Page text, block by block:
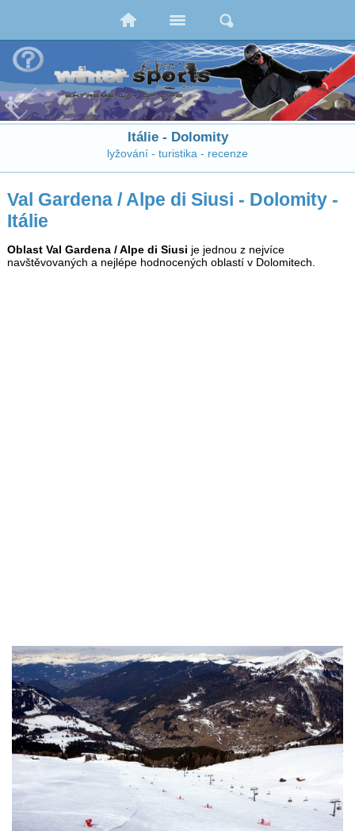
Itálie - Dolomity
lyžování - turistika - recenze
Val Gardena / Alpe di Siusi - Dolomity -
Itálie
Oblast Val Gardena / Alpe di Siusi je jednou z nejvíce
navštěvovaných a nejlépe hodnocených oblastí v Dolomitech.